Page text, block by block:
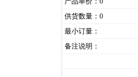
供货数量： 0
最小订量：
备注说明：